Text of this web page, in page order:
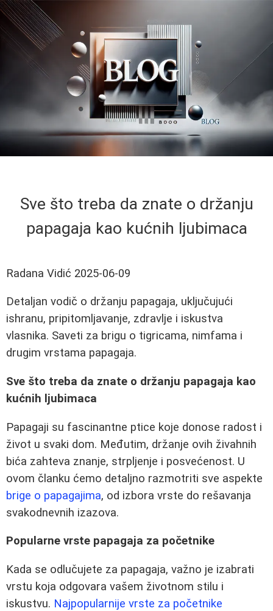
Sve što treba da znate o držanju
papagaja kao kućnih ljubimaca
Radana Vidić 2025-06-09
Detaljan vodič o držanju papagaja, uključujući
ishranu, pripitomljavanje, zdravlje i iskustva
vlasnika. Saveti za brigu o tigricama, nimfama i
drugim vrstama papagaja.
Sve što treba da znate o držanju papagaja kao
kućnih ljubimaca
Papagaji su fascinantne ptice koje donose radost i
život u svaki dom. Međutim, držanje ovih živahnih
bića zahteva znanje, strpljenje i posvećenost. U
ovom članku ćemo detaljno razmotriti sve aspekte
brige o papagajima, od izbora vrste do rešavanja
svakodnevnih izazova.
Popularne vrste papagaja za početnike
Kada se odlučujete za papagaja, važno je izabrati
vrstu koja odgovara vašem životnom stilu i
iskustvu. Najpopularnije vrste za početnike